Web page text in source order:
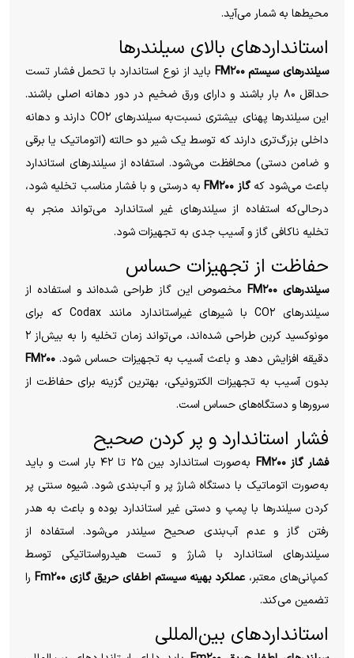
محیط‌ها به شمار می‌آید.
استانداردهای بالای سیلندرها
سیلندرهای سیستم FM۲۰۰
باید از نوع استاندارد با تحمل فشار تست
حداقل ۸۰ بار باشند و دارای ورق ضخیم در دور دهانه اصلی باشند.
این سیلندرها پهنای بیشتری نسبت‌به سیلندرهای CO۲ دارند و دهانه
داخلی بزرگ‌تری دارند که توسط یک شیر دو حالته (اتوماتیک یا برقی
و ضامن دستی) محافظت می‌شود. استفاده از سیلندرهای استاندارد
باعث می‌شود که گاز FM۲۰۰
به درستی و با فشار مناسب تخلیه شود،
درحالی‌که استفاده از سیلندرهای غیر استاندارد می‌تواند منجر به
تخلیه ناکافی گاز و آسیب جدی به تجهیزات شود.
حفاظت از تجهیزات حساس
سیلندرهای FM۲۰۰
مخصوص این گاز طراحی شده‌اند و استفاده از
سیلندرهای CO۲ با شیرهای غیراستاندارد مانند Codax که برای
مونوکسید کربن طراحی شده‌اند، می‌تواند زمان تخلیه را به بیش‌از ۲
دقیقه افزایش دهد و باعث آسیب به تجهیزات حساس شود. FM۲۰۰
بدون آسیب به تجهیزات الکترونیکی، بهترین گزینه برای حفاظت از
سرورها و دستگاه‌های حساس است.
فشار استاندارد و پر کردن صحیح
فشار گاز FM۲۰۰
به‌صورت استاندارد بین ۲۵ تا ۴۲ بار است و باید
به‌صورت اتوماتیک با دستگاه شارژ پر و آب‌بندی شود. شیوه سنتی پر
کردن سیلندرها با پمپ و دستی غیر استاندارد بوده و باعث به هدر
رفتن گاز و عدم آب‌بندی صحیح سیلندر می‌شود. استفاده از
سیلندرهای استاندارد با شارژ و تست هیدرواستاتیکی توسط
کمپانی‌های معتبر،عملکرد بهینه سیستم اطفای حریق گازی Fm۲۰۰
را
تضمین می‌کند.
استانداردهای بین‌المللی